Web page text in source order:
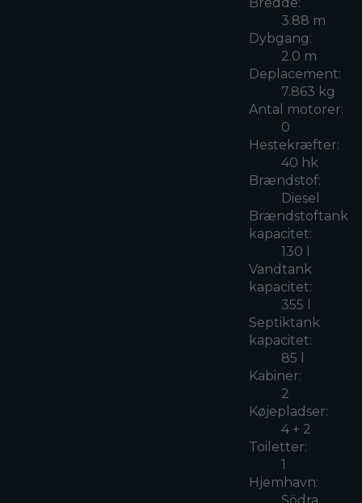
Bredde:
3.88 m
Dybgang:
2.0 m
Deplacement:
7.863 kg
Antal motorer:
0
Hestekræfter:
40 hk
Brændstof:
Diesel
Brændstoftank
kapacitet:
130 l
Vandtank
kapacitet:
355 l
Septiktank
kapacitet:
85 l
Kabiner:
2
Køjepladser:
4 + 2
Toiletter:
1
Hjemhavn: